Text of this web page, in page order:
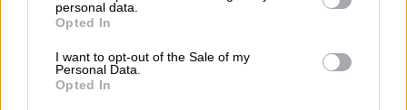
grant or deny consent to Google and its third-party tags to
use your data for below specified purposes in below Google
consent section.
personal data.
Opted In
I want to opt-out of the Sale of my
Personal Data.
Opted In